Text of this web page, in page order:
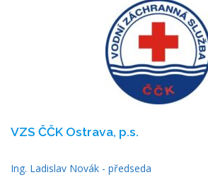
VZS ČČK Ostrava, p.s.
Ing. Ladislav Novák - předseda